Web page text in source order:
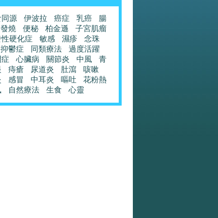
源 伊波拉 癌症 乳癌
腸
發燒
便秘 柏金遜
子宮肌瘤
硬化症
敏感 濕疹
念珠
抑鬱症
同類療法
過度活躍
心臟病 關節炎 中風
青
痔瘡 尿道炎 肚瀉
咳嗽
感冒 中耳炎 嘔吐
花粉熱
自然療法 生食 心靈